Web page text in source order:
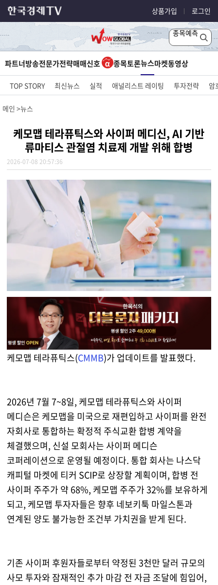
상품가입 로그인
종목예측
파트너방송전문가전략매매신호 종목토론뉴스마켓동영상
TOP STORY 최신뉴스 실적 애널리스트 레이팅 투자전략 암
메인 뉴스
케모맵 테라퓨틱스와 사이퍼 메디신, AI 기반
류마티스 관절염 치료제 개발 위해 합병
2026-07-08 20:57:36
케모맵 테라퓨틱스(CMMB)가 업데이트를 발표했다.
2026년 7월 7~8일, 케모맵 테라퓨틱스와 사이퍼
메디슨은 케모맵을 미국으로 재편입하고 사이퍼를 완전
자회사로 통합하는 확정적 주식교환 합병 계약을
체결했으며, 신설 모회사는 사이퍼 메디슨
코퍼레이션으로 운영될 예정이다. 통합 회사는 나스닥
캐피털 마켓에 티커 SCIP로 상장할 계획이며, 합병 전
사이퍼 주주가 약 68%, 케모맵 주주가 32%를 보유하게
되고, 케모맵 투자자들은 향후 네보키툭 마일스톤과
연계된 양도 불가능한 조건부 가치권을 받게 된다.
기존 사이퍼 후원자들로부터 약정된 3천만 달러 규모의
사모 투자와 잠재적인 추가 마감 전 자금 조달에 힘입어,